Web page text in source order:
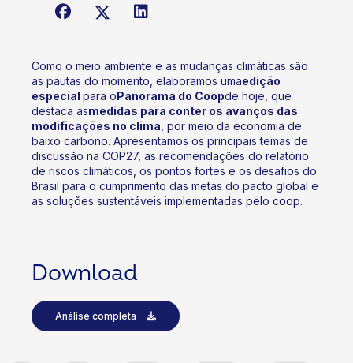
Como o meio ambiente e as mudanças climáticas são
as pautas do momento, elaboramos umaedição
especial para oPanorama do Coopde hoje, que
destaca asmedidas para conter os avanços das
modificações no clima , por meio da economia de
baixo carbono. Apresentamos os principais temas de
discussão na COP27, as recomendações do relatório
de riscos climáticos, os pontos fortes e os desafios do
Brasil para o cumprimento das metas do pacto global e
as soluções sustentáveis implementadas pelo coop.
Download
Análise completa